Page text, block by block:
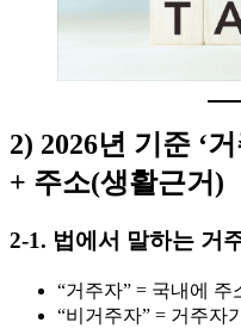
2) 2026년 기준 ‘
+ 주소(생활근거)
2-1. 법에서 말하는 거
“거주자” = 국내에 주
“비거주자” = 거주자